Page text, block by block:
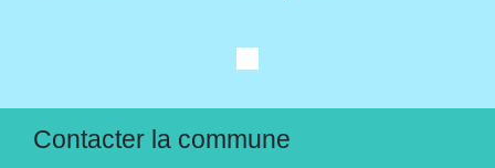
Contacter la commune